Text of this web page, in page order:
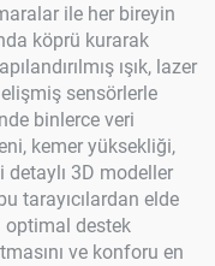
ile her bireyin
köprü kurarak
ışık, lazer
sensörlerle
binlerce veri
kemer yüksekliği,
detaylı 3D modeller
tarayıcılardan elde
optimal destek
ve konforu en